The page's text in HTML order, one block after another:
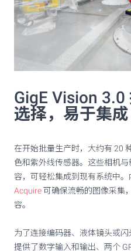
GigE Vision
选择，易于集成
在开始批量生产时，大约有 20
色和紫外线传感器。这些相机
容，可轻松集成到现有系统中。
Acquire可确保流畅的图像采集
容。
为了连接编码器、液体镜头或
提供了数字输入和输出、两个